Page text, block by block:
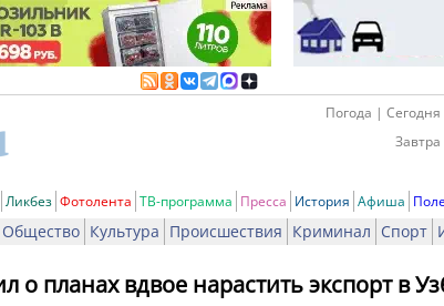
Погода |
Ликбез Фотолента ТВ-программа Пресса История Афиша
Общество Культура Происшествия Криминал Спорт
о планах вдвое нарастить экспорт в